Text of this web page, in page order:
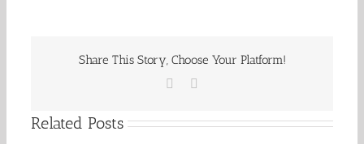
Share This Story, Choose Your Platform!
Facebook
Related Posts